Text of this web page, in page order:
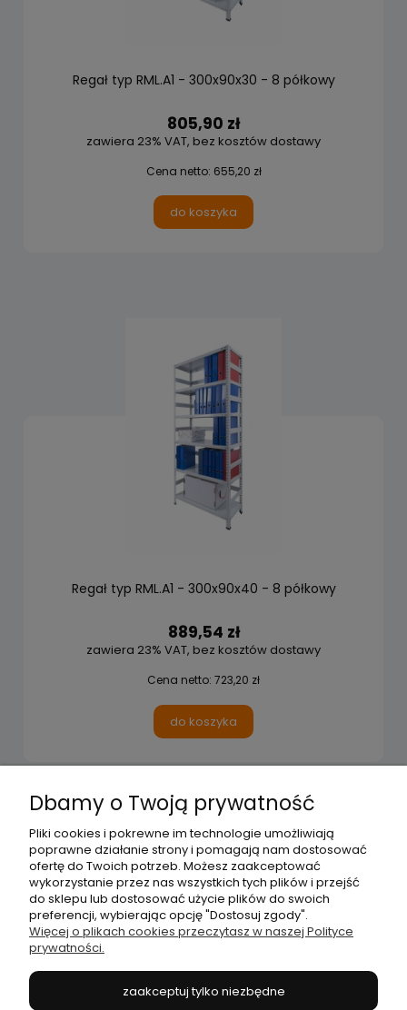
Regał typ RML.A1 - 300x90x30 - 8 półkowy
805,90 zł
zawiera 23% VAT, bez kosztów dostawy
Cena netto: 655,20 zł
do koszyka
Regał typ RML.A1 - 300x90x40 - 8 półkowy
889,54 zł
zawiera 23% VAT, bez kosztów dostawy
Cena netto: 723,20 zł
do koszyka
Moje konto
Płatności i dostawa
O nas
Dbamy o Twoją prywatność
Pliki cookies i pokrewne im technologie umożliwiają
poprawne działanie strony i pomagają nam dostosować
ofertę do Twoich potrzeb. Możesz zaakceptować
wykorzystanie przez nas wszystkich tych plików i przejść
do sklepu lub dostosować użycie plików do swoich
preferencji, wybierając opcję "Dostosuj zgody".
Więcej o plikach cookies przeczytasz w naszej Polityce
prywatności.
zaakceptuj tylko niezbędne